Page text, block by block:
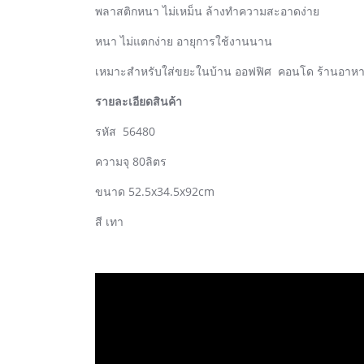
พลาสติกหนา ไม่เหม็น ล้างทำความสะอาดง่าย
หนา ไม่แตกง่าย อายุการใช้งานนาน
เหมาะสำหรับใส่ขยะในบ้าน ออฟฟิศ คอนโด ร้านอาห
รายละเอียดสินค้า
รหัส 56480
ความจุ 80ลิตร
ขนาด 52.5x34.5x92cm
สี เทา